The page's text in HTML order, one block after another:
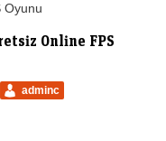
Oyunu
Online FPS
adminc